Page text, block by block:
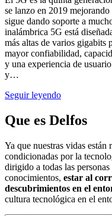
se lanzo en 2019
sigue dando soporte a
inalámbrica 5G está
más altas de varios gigabits
mayor confiabilidad,
y una experiencia de
y…
Seguir leyendo
Que es Delfos
Ya que nuestras vidas están
condicionadas por la
dirigido a todas las
conocimientos, estar al
descubrimientos en el
cultura tecnológica en el